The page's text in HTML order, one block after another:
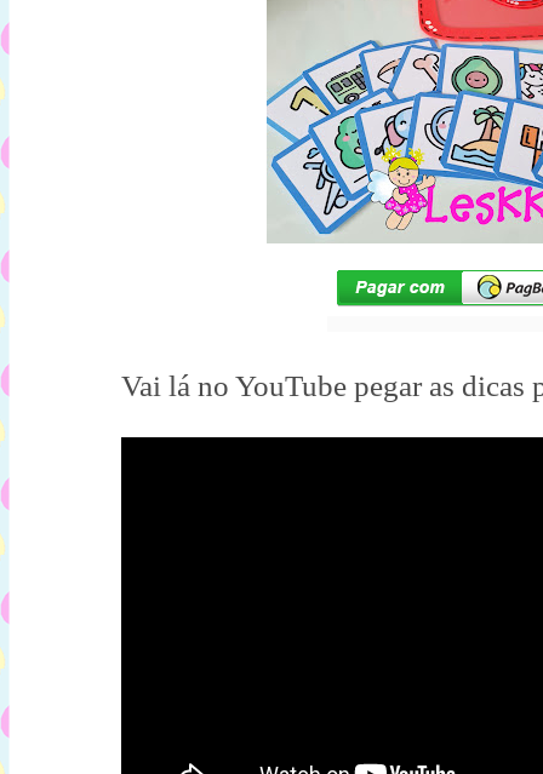
Vai lá no YouTube pegar as dicas